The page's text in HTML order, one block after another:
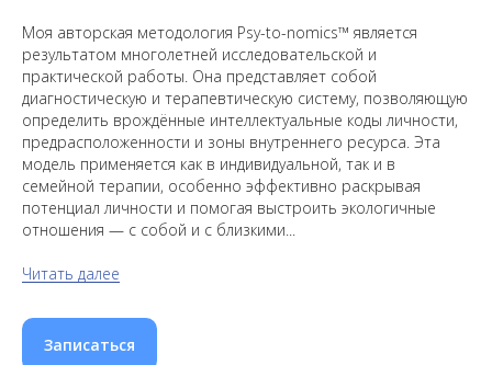
Моя авторская методология Psy-to-nomics™ является
результатом многолетней исследовательской и
практической работы. Она представляет собой
диагностическую и терапевтическую систему, позволяющую
определить врождённые интеллектуальные коды личности,
предрасположенности и зоны внутреннего ресурса. Эта
модель применяется как в индивидуальной, так и в
семейной терапии, особенно эффективно раскрывая
потенциал личности и помогая выстроить экологичные
отношения — с собой и с близкими...
Читать далее
Записаться